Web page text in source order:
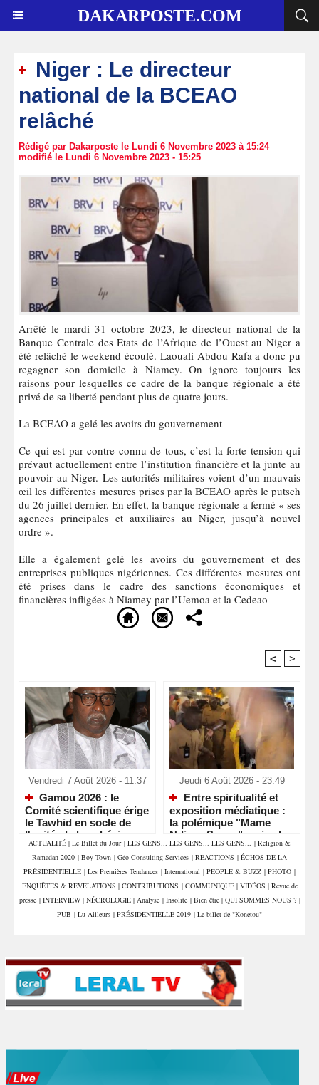
DAKARPOSTE.COM
Niger : Le directeur
national de la BCEAO
relâché
Rédigé par Dakarposte le Lundi 6 Novembre 2023 à 15:24
modifié le Lundi 6 Novembre 2023 - 15:25
Arrêté le mardi 31 octobre 2023, le directeur national de la
Banque Centrale des Etats de l’Afrique de l’Ouest au Niger a
été relâché le weekend écoulé. Laouali Abdou Rafa a donc pu
regagner son domicile à Niamey. On ignore toujours les
raisons pour lesquelles ce cadre de la banque régionale a été
privé de sa liberté pendant plus de quatre jours.
La BCEAO a gelé les avoirs du gouvernement
Ce qui est par contre connu de tous, c’est la forte tension qui
prévaut actuellement entre l’institution financière et la junte au
pouvoir au Niger. Les autorités militaires voient d’un mauvais
œil les différentes mesures prises par la BCEAO après le putsch
du 26 juillet dernier. En effet, la banque régionale a fermé « ses
agences principales et auxiliaires au Niger, jusqu’à nouvel
ordre ».
Elle a également gelé les avoirs du gouvernement et des
entreprises publiques nigériennes. Ces différentes mesures ont
été prises dans le cadre des sanctions économiques et
financières infligées à Niamey par l’Uemoa et la Cedeao
< >
Vendredi 7 Août 2026 - 11:37
Gamou 2026 : le
Comité scientifique érige
le Tawhid en socle de
l'unité, de la cohésion
sociale et du vivre-
ensemble
Jeudi 6 Août 2026 - 23:49
Entre spiritualité et
exposition médiatique :
la polémique "Mame
Ndiaye Savon" ravive le
débat sur le respect des
lieux saints
ACTUALITÉ | Le Billet du Jour | LES GENS... LES GENS... LES GENS... | Religion &
Ramadan 2020 | Boy Town | Géo Consulting Services | REACTIONS | ÉCHOS DE LA
PRÉSIDENTIELLE | Les Premières Tendances | International | PEOPLE & BUZZ | PHOTO |
ENQUÊTES & REVELATIONS | CONTRIBUTIONS | COMMUNIQUE | VIDÉOS | Revue de
presse | INTERVIEW | NÉCROLOGIE | Analyse | Insolite | Bien être | QUI SOMMES NOUS ? |
PUB | Lu Ailleurs | PRÉSIDENTIELLE 2019 | Le billet de "Konetou"